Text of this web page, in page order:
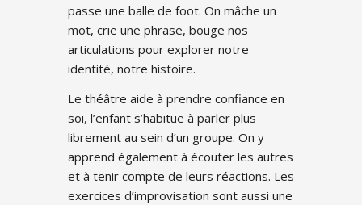
passe une balle de foot. On mâche un
mot, crie une phrase, bouge nos
articulations pour explorer notre
identité, notre histoire.
Le théâtre aide à prendre confiance en
soi, l’enfant s’habitue à parler plus
librement au sein d’un groupe. On y
apprend également à écouter les autres
et à tenir compte de leurs réactions. Les
exercices d’improvisation sont aussi une